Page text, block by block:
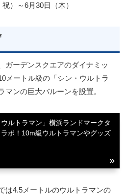
）～6月30日（木）
ガーデンスクエアのダイナミッ
メートル級の「シン・ウルトラ
マンの巨大バルーンを設置。
ウルトラマン」横浜ランドマークタ
ボ！10m級ウルトラマンやグッズ
は4.5メートルのウルトラマンの